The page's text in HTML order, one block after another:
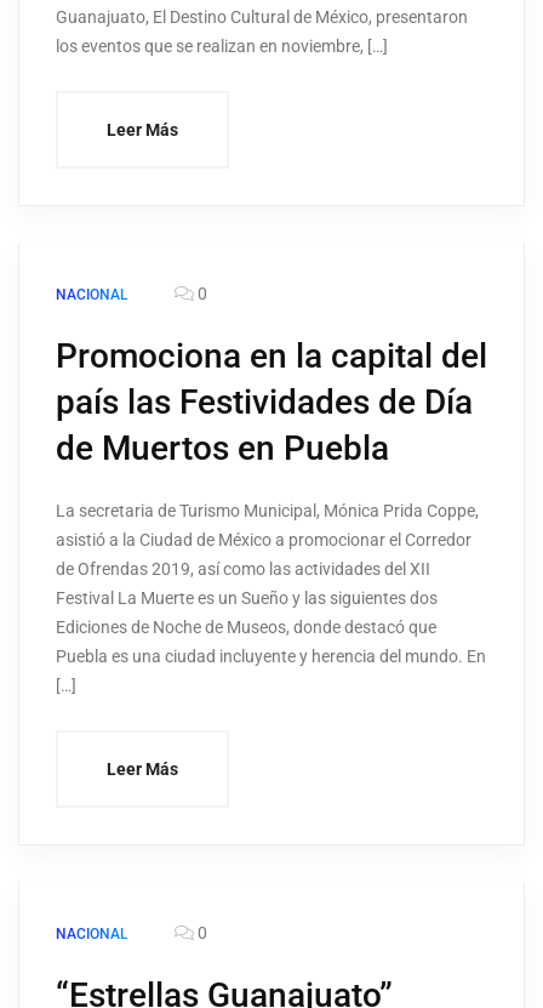
Guanajuato, El Destino Cultural de México, presentaron
los eventos que se realizan en noviembre, […]
Leer Más
NACIONAL 0
Promociona en la capital del
país las Festividades de Día
de Muertos en Puebla
La secretaria de Turismo Municipal, Mónica Prida Coppe,
asistió a la Ciudad de México a promocionar el Corredor
de Ofrendas 2019, así como las actividades del XII
Festival La Muerte es un Sueño y las siguientes dos
Ediciones de Noche de Museos, donde destacó que
Puebla es una ciudad incluyente y herencia del mundo. En
[…]
Leer Más
NACIONAL 0
“Estrellas Guanajuato”